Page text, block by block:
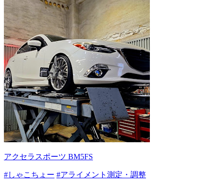
アクセラスポーツ BM5FS
#しゃこちょー #アライメント測定・調整